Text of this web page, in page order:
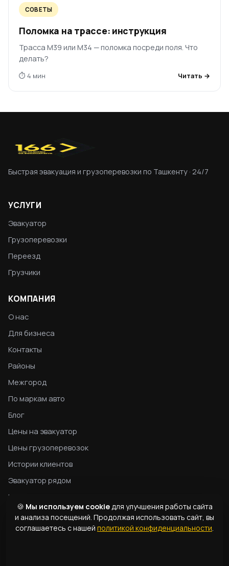
СОВЕТЫ
Поломка на трассе: инструкция
Трасса М39 или М34 — поломка посреди поля. Что
делать?
⏱ 4 мин Читать →
Быстрая эвакуация и грузоперевозки по Ташкенту · 24/7
УСЛУГИ
Эвакуатор
Грузоперевозки
Переезд
Грузчики
КОМПАНИЯ
О нас
Для бизнеса
Контакты
Районы
Межгород
По маркам авто
Блог
Цены на эвакуатор
Цены грузоперевозок
Истории клиентов
Эвакуатор рядом
Конфиденциальность
Гид по эвакуатору
Типы эвакуаторов
🍪 Мы используем cookieдля улучшения работы сайта
и анализа посещений. Продолжая использовать сайт, вы
соглашаетесь с нашей политикой конфиденциальности.